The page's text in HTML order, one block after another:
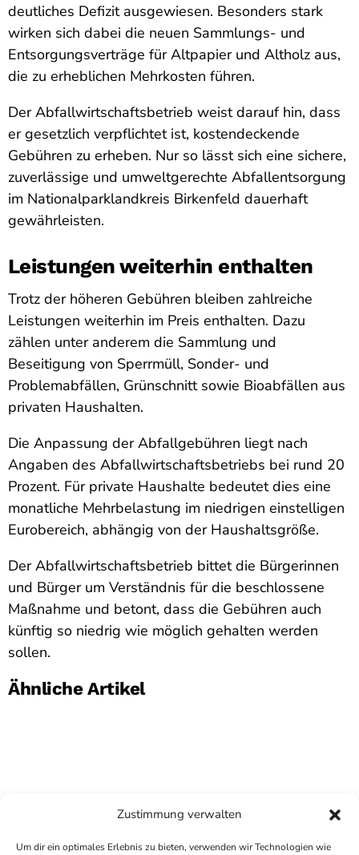
Zustimmung verwalten
Um dir ein optimales Erlebnis zu bieten, verwenden wir Technologien wie
deutliches Defizit ausgewiesen. Besonders stark
wirken sich dabei die neuen Sammlungs- und
Entsorgungsverträge für Altpapier und Altholz aus,
die zu erheblichen Mehrkosten führen.
Der Abfallwirtschaftsbetrieb weist darauf hin, dass
er gesetzlich verpflichtet ist, kostendeckende
Gebühren zu erheben. Nur so lässt sich eine sichere,
zuverlässige und umweltgerechte Abfallentsorgung
im Nationalparklandkreis Birkenfeld dauerhaft
gewährleisten.
Leistungen weiterhin enthalten
Trotz der höheren Gebühren bleiben zahlreiche
Leistungen weiterhin im Preis enthalten. Dazu
zählen unter anderem die Sammlung und
Beseitigung von Sperrmüll, Sonder- und
Problemabfällen, Grünschnitt sowie Bioabfällen aus
privaten Haushalten.
Die Anpassung der Abfallgebühren liegt nach
Angaben des Abfallwirtschaftsbetriebs bei rund 20
Prozent. Für private Haushalte bedeutet dies eine
monatliche Mehrbelastung im niedrigen einstelligen
Eurobereich, abhängig von der Haushaltsgröße.
Der Abfallwirtschaftsbetrieb bittet die Bürgerinnen
und Bürger um Verständnis für die beschlossene
Maßnahme und betont, dass die Gebühren auch
künftig so niedrig wie möglich gehalten werden
sollen.
Ähnliche Artikel